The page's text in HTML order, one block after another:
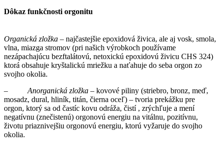
Dôkaz funkčnosti orgonitu
Organická zložka – najčastejšie epoxidová živica, ale aj vosk, smola,
vlna, miazga stromov (pri našich výrobkoch používame
nezápachajúcu bezftalátovú, netoxickú epoxidovú živicu CHS 324)
ktorá obsahuje kryštalickú mriežku a naťahuje do seba orgon zo
svojho okolia.
– Anorganická zložka – kovové piliny (striebro, bronz, meď,
mosadz, dural, hliník, titán, čierna oceľ) – tvoria prekážku pre
orgon, ktorý sa od častíc kovu odráža, čistí , zrýchľuje a mení
negatívnu (znečistenú) orgonovú energiu na vitálnu, pozitívnu,
životu priaznivejšiu orgonovú energiu, ktorú vyžaruje do svojho
okolia.